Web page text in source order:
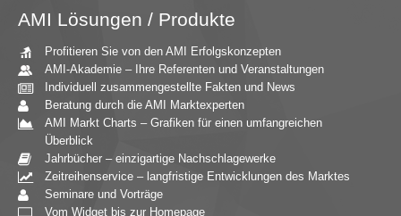
AMI Lösungen / Produkte
Profitieren Sie von den AMI Erfolgskonzepten
AMI-Akademie – Ihre Referenten und Veranstaltungen
Individuell zusammengestellte Fakten und News
Beratung durch die AMI Marktexperten
AMI Markt Charts – Grafiken für einen umfangreichen
Überblick
Jahrbücher – einzigartige Nachschlagewerke
Zeitreihenservice – langfristige Entwicklungen des Marktes
Seminare und Vorträge
Vom Widget bis zur Homepage